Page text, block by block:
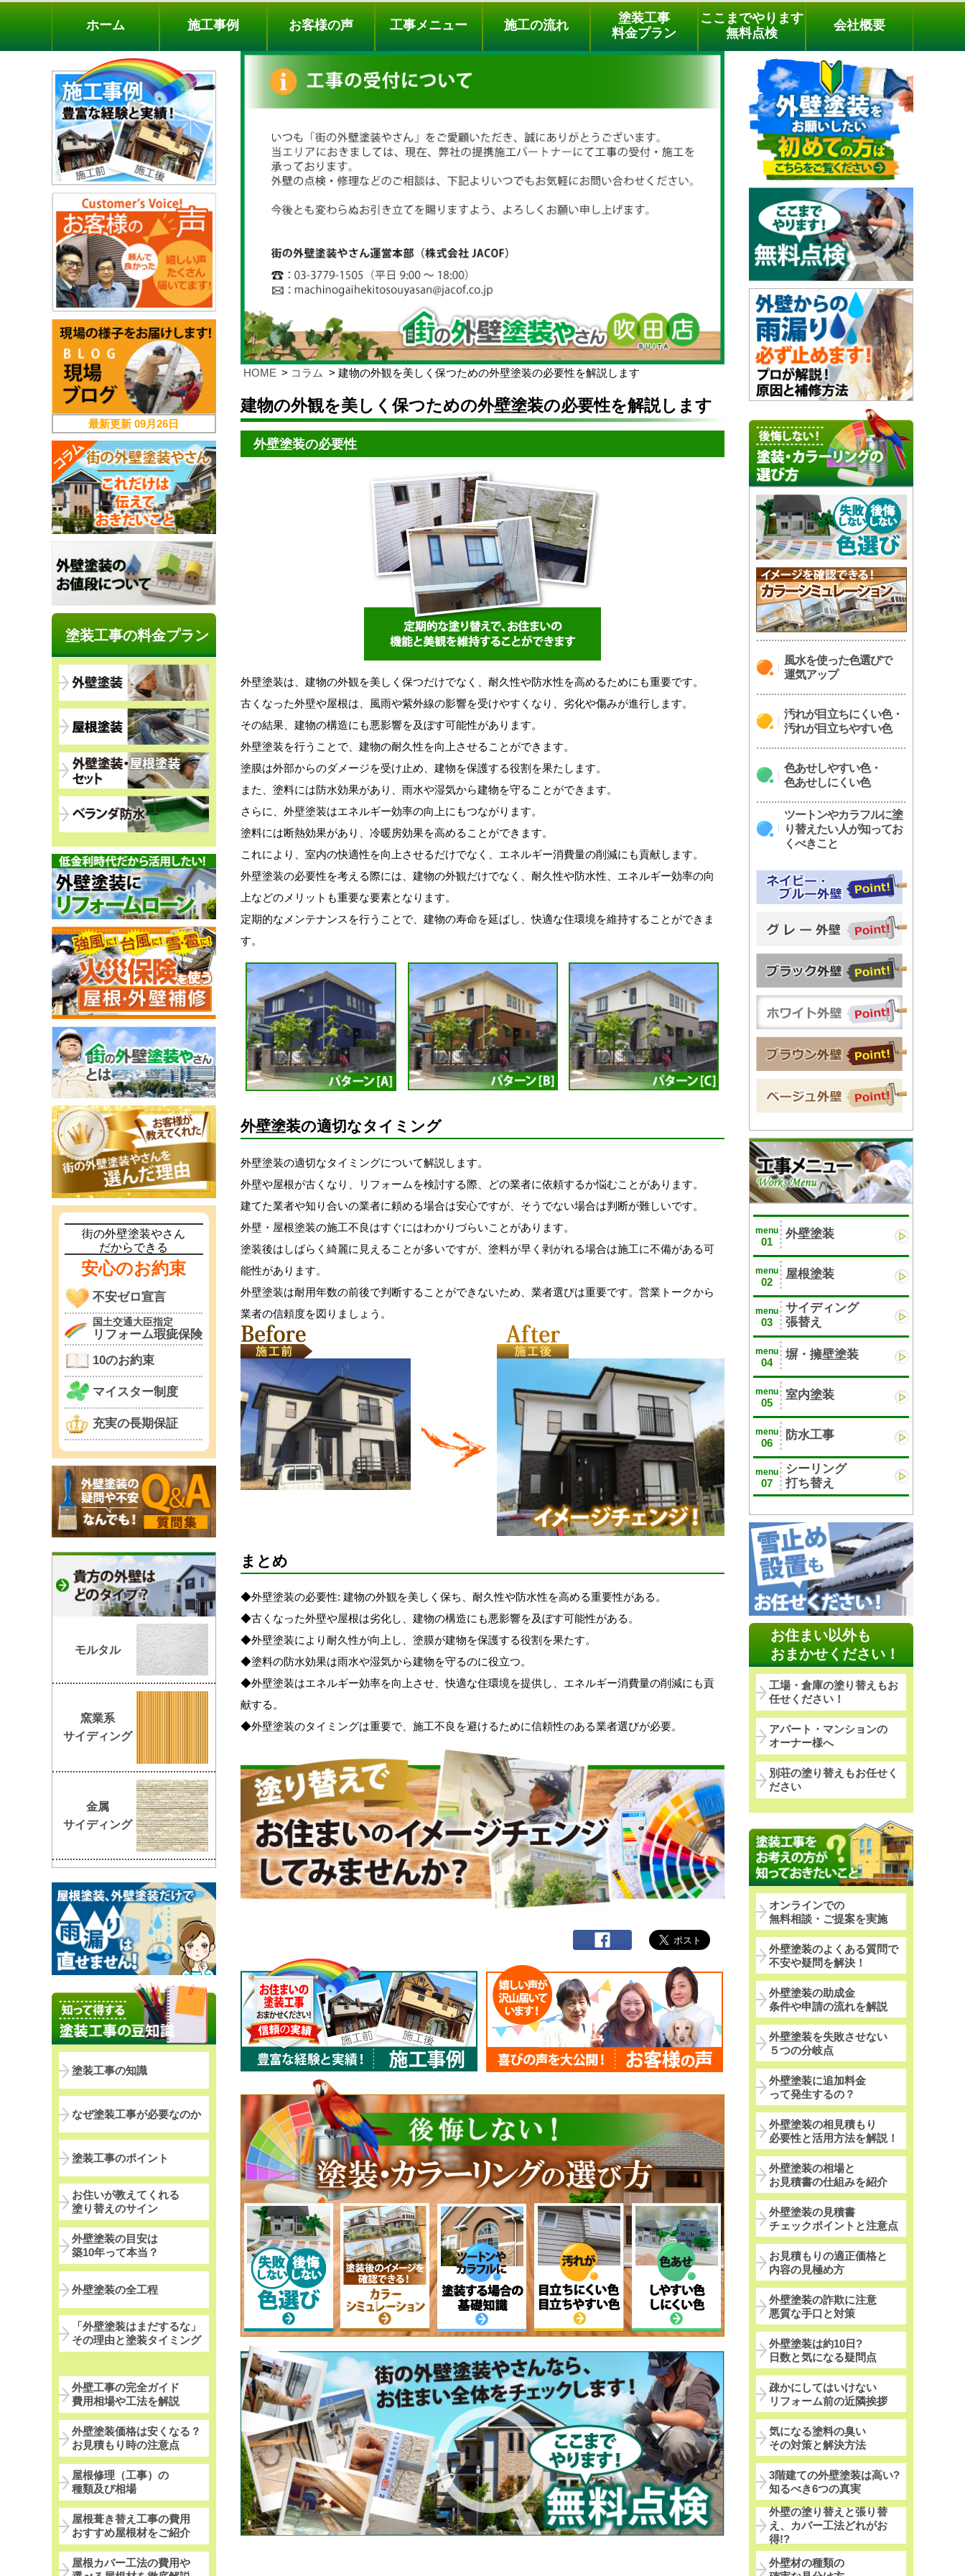
料金プラン 無料点検
電話でのご相談
[9時～18時まで受付中]
phone
ホーム 施工事例 お客様の声 工事メニュー 施工の流れ
塗装工事
料金プラン
ここまでやります
無料点検
会社概要
HOME コラム 建物の外観を美しく保つための外壁塗装の必要性を解説します
建物の外観を美しく保つための外壁塗装の必要性を解説します
外壁塗装の必要性
外壁塗装は、建物の外観を美しく保つだけでなく、耐久性や防水性を高めるためにも重要です。
古くなった外壁や屋根は、風雨や紫外線の影響を受けやすくなり、劣化や傷みが進行します。
その結果、建物の構造にも悪影響を及ぼす可能性があります。
外壁塗装を行うことで、建物の耐久性を向上させることができます。
塗膜は外部からのダメージを受け止め、建物を保護する役割を果たします。
また、塗料には防水効果があり、雨水や湿気から建物を守ることができます。
さらに、外壁塗装はエネルギー効率の向上にもつながります。
塗料には断熱効果があり、冷暖房効果を高めることができます。
これにより、室内の快適性を向上させるだけでなく、エネルギー消費量の削減にも貢献します。
外壁塗装の必要性を考える際には、建物の外観だけでなく、耐久性や防水性、エネルギー効率の向
上などのメリットも重要な要素となります。
定期的なメンテナンスを行うことで、建物の寿命を延ばし、快適な住環境を維持することができま
す。
外壁塗装の適切なタイミング
外壁塗装の適切なタイミングについて解説します。
外壁や屋根が古くなり、リフォームを検討する際、どの業者に依頼するか悩むことがあります。
建てた業者や知り合いの業者に頼める場合は安心ですが、そうでない場合は判断が難しいです。
外壁・屋根塗装の施工不良はすぐにはわかりづらいことがあります。
塗装後はしばらく綺麗に見えることが多いですが、塗料が早く剥がれる場合は施工に不備がある可
能性があります。
外壁塗装は耐用年数の前後で判断することができないため、業者選びは重要です。営業トークから
業者の信頼度を図りましょう。
まとめ
◆外壁塗装の必要性: 建物の外観を美しく保ち、耐久性や防水性を高める重要性がある。
◆古くなった外壁や屋根は劣化し、建物の構造にも悪影響を及ぼす可能性がある。
◆外壁塗装により耐久性が向上し、塗膜が建物を保護する役割を果たす。
◆塗料の防水効果は雨水や湿気から建物を守るのに役立つ。
◆外壁塗装はエネルギー効率を向上させ、快適な住環境を提供し、エネルギー消費量の削減にも貢
献する。
◆外壁塗装のタイミングは重要で、施工不良を避けるために信頼性のある業者選びが必要。
風水を使った色選びで
運気アップ
汚れが目立ちにくい色・
汚れが目立ちやすい色
色あせしやすい色・
色あせしにくい色
ツートンやカラフルに塗
り替えたい人が知ってお
くべきこと
menu
01
外壁塗装
menu
02
屋根塗装
menu
03
サイディング
張替え
menu
04
塀・擁壁塗装
menu
05
室内塗装
menu
06
防水工事
menu
07
シーリング
打ち替え
お住まい以外も
おまかせください！
工場・倉庫の塗り替えもお
任せください！
アパート・マンションの
オーナー様へ
別荘の塗り替えもお任せく
ださい
オンラインでの
無料相談・ご提案を実施
外壁塗装のよくある質問で
不安や疑問を解決！
外壁塗装の助成金
条件や申請の流れを解説
外壁塗装を失敗させない
５つの分岐点
外壁塗装に追加料金
って発生するの？
外壁塗装の相見積もり
必要性と活用方法を解説！
外壁塗装の相場と
お見積書の仕組みを紹介
外壁塗装の見積書
チェックポイントと注意点
お見積もりの適正価格と
内容の見極め方
外壁塗装の詐欺に注意
悪質な手口と対策
外壁塗装は約10日?
日数と気になる疑問点
疎かにしてはいけない
リフォーム前の近隣挨拶
気になる塗料の臭い
その対策と解決方法
3階建ての外壁塗装は高い?
知るべき6つの真実
外壁の塗り替えと張り替
え、カバー工法どれがお
得!?
外壁材の種類の
最新更新09月26日
塗装工事の料金プラン
街の外壁塗装やさん
だからできる
安心のお約束
不安ゼロ宣言
国土交通大臣指定
リフォーム瑕疵保険
10のお約束
マイスター制度
充実の長期保証
モルタル
窯業系
サイディング
金属
サイディング
塗装工事の知識
なぜ塗装工事が必要なのか
塗装工事のポイント
お住いが教えてくれる
塗り替えのサイン
外壁塗装の目安は
築10年って本当？
外壁塗装の全工程
「外壁塗装はまだするな」
その理由と塗装タイミング
外壁工事の完全ガイド
費用相場や工法を解説
外壁塗装価格は安くなる？
お見積もり時の注意点
屋根修理（工事）の
種類及び相場
屋根葺き替え工事の費用
おすすめ屋根材をご紹介
屋根カバー工法の費用や